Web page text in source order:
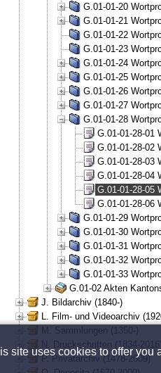
G.01-01-20
G.01-01-21
G.01-01-22
G.01-01-23
G.01-01-24
G.01-01-25
G.01-01-26
G.01-01-27
G.01-01-28
G.01-01-28-01
G.01-01-28-02
G.01-01-28-03
G.01-01-28-04
G.01-01-28-05
G.01-01-28-06
G.01-01-29
G.01-01-30
G.01-01-31
G.01-01-32
G.01-01-33
G.01-02 Akten
J. Bildarchiv (1840-)
L. Film- und Videoarchiv
M. Sammlungen (1350-)
N. Druckschriften (1834-2016)
P. Privatarchiv (1478-2009)
site uses cookies to offer you